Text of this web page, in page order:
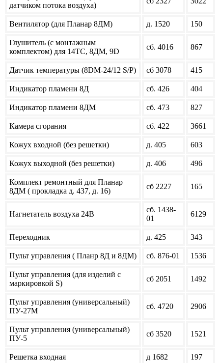
датчиком потока воздуха)
Вентилятор (для Планар 8ДМ) д. 1520 150
Глушитель (с монтажным
комплектом) для 14ТС, 8ДМ, 9D
сб. 4016 867
Датчик температуры (8DM-24/12 S/P) сб 3078 415
Индикатор пламени 8Д сб. 426 404
Индикатор пламени 8ДМ сб. 473 827
Камера сгорания сб. 422 3661
Кожух входной (без решетки) д. 405 603
Кожух выходной (без решетки) д. 406 496
Комплект ремонтный для Планар
8ДM ( прокладка д. 437, д. 16)
сб 2227 165
Нагнетатель воздуха 24В
сб. 1438-
01
6129
Переходник д. 425 343
Пульт управления ( Планр 8Д и 8ДМ) сб. 876-01 1536
Пульт управления (для изделий с
маркировкой S)
сб 2051 1492
Пульт управления (универсальный)
ПУ-27М
сб. 4720 2906
Пульт управления (универсальный)
ПУ-5
сб 3520 1521
Решетка входная д 1682 197